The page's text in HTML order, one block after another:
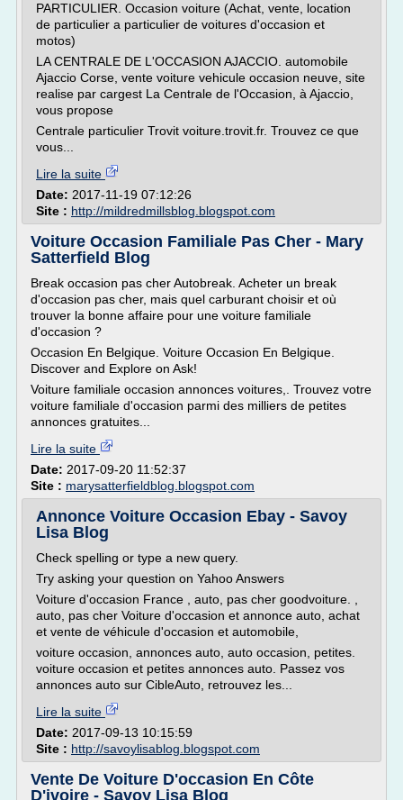
PARTICULIER. Occasion voiture (Achat, vente, location
de particulier a particulier de voitures d'occasion et
motos)
LA CENTRALE DE L'OCCASION AJACCIO. automobile
Ajaccio Corse, vente voiture vehicule occasion neuve, site
realise par cargest La Centrale de l'Occasion, à Ajaccio,
vous propose
Centrale particulier Trovit voiture.trovit.fr. Trouvez ce que
vous...
Lire la suite
Date: 2017-11-19 07:12:26
Site : http://mildredmillsblog.blogspot.com
Voiture Occasion Familiale Pas Cher - Mary
Satterfield Blog
Break occasion pas cher Autobreak. Acheter un break
d'occasion pas cher, mais quel carburant choisir et où
trouver la bonne affaire pour une voiture familiale
d'occasion ?
Occasion En Belgique. Voiture Occasion En Belgique.
Discover and Explore on Ask!
Voiture familiale occasion annonces voitures,. Trouvez votre
voiture familiale d'occasion parmi des milliers de petites
annonces gratuites...
Lire la suite
Date: 2017-09-20 11:52:37
Site : marysatterfieldblog.blogspot.com
Annonce Voiture Occasion Ebay - Savoy
Lisa Blog
Check spelling or type a new query.
Try asking your question on Yahoo Answers
Voiture d'occasion France , auto, pas cher goodvoiture. ,
auto, pas cher Voiture d'occasion et annonce auto, achat
et vente de véhicule d'occasion et automobile,
voiture occasion, annonces auto, auto occasion, petites.
voiture occasion et petites annonces auto. Passez vos
annonces auto sur CibleAuto, retrouvez les...
Lire la suite
Date: 2017-09-13 10:15:59
Site : http://savoylisablog.blogspot.com
Vente De Voiture D'occasion En Côte
D'ivoire - Savoy Lisa Blog